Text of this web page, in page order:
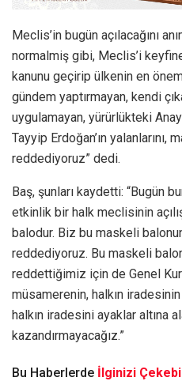
Meclis’in bugün açılacağını
normalmiş gibi, Meclis’i
kanunu geçirip ülkenin en
gündem yaptırmayan, kendi
uygulamayan, yürürlükteki
Tayyip Erdoğan’ın yalanlarını,
reddediyoruz” dedi.
Baş, şunları kaydetti: “Bugün
etkinlik bir halk meclisinin
balodur. Biz bu maskeli
reddediyoruz. Bu maskeli
reddettiğimiz için de Genel
müsamerenin, halkın
halkın iradesini ayaklar altına
kazandırmayacağız.”
Bu Haberlerde İlginizi